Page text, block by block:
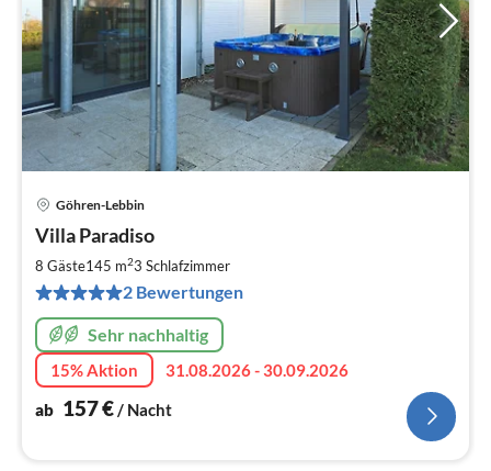
Göhren-Lebbin
Villa Paradiso
8 Gäste145 m23 Schlafzimmer
2 Bewertungen
Sehr nachhaltig
15% Aktion
31.08.2026 - 30.09.2026
ab 157€ / Nacht